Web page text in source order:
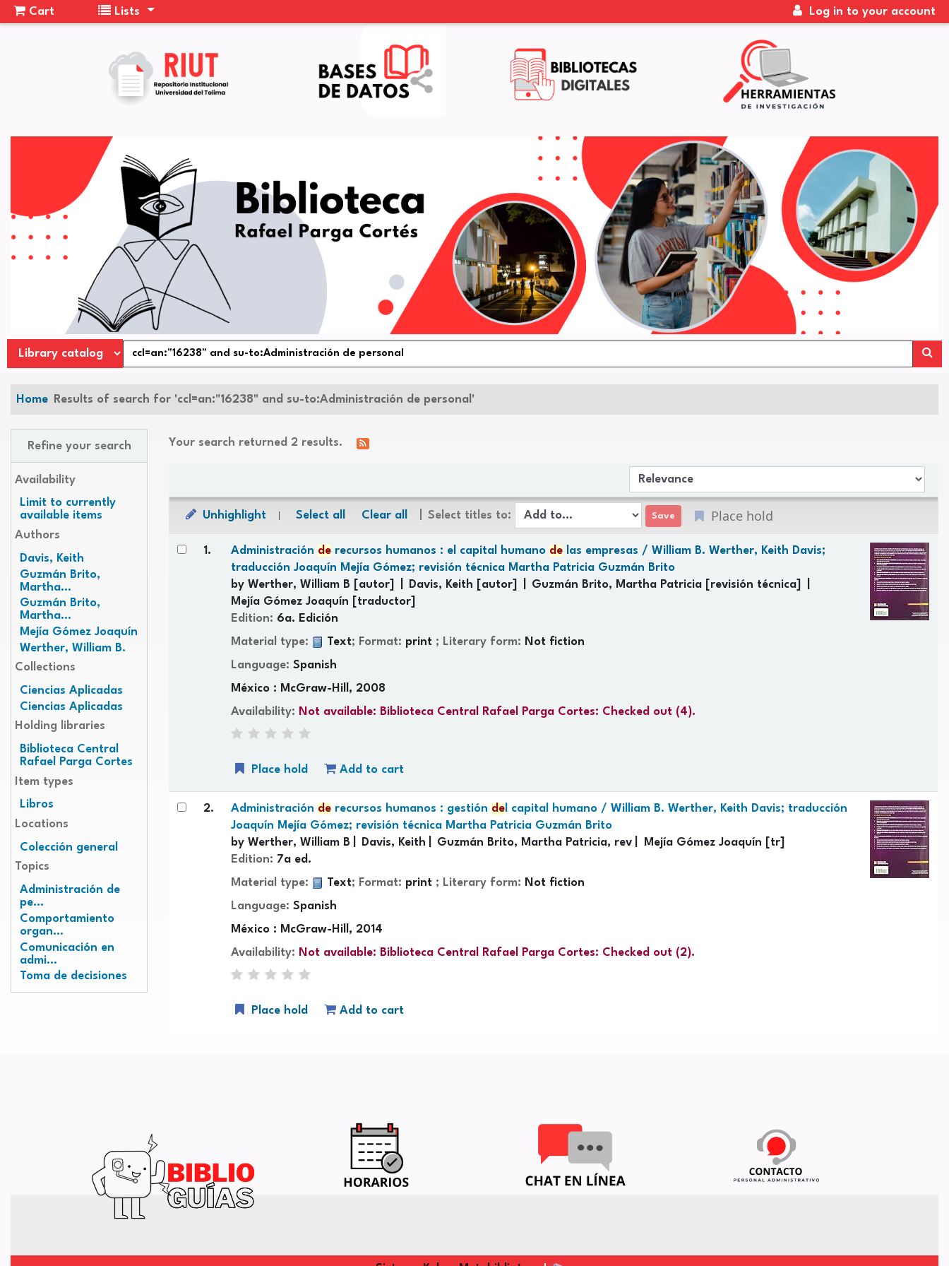
Cart Lists Log in to your account
Home Results of search for 'ccl=an:"16238" and su-to:Administración de personal'
Refine your search
Availability
Limit to currently
available items
Authors
Davis, Keith
Guzmán Brito,
Martha...
Guzmán Brito,
Martha...
Mejía Gómez Joaquín
Werther, William B.
Collections
Ciencias Aplicadas
Ciencias Aplicadas
Holding libraries
Biblioteca Central
Rafael Parga Cortes
Item types
Libros
Locations
Colección general
Topics
Administración de
pe...
Comportamiento
organ...
Comunicación en
admi...
Toma de decisiones
Your search returned 2 results.
Sort by:
Unhighlight Select all Clear all Select titles to: Place hold
1. Administración de recursos humanos : el capital humano de las empresas / William B. Werther, Keith Davis;
traducción Joaquín Mejía Gómez; revisión técnica Martha Patricia Guzmán Brito
by Werther, William B [autor] Davis, Keith [autor] Guzmán Brito, Martha Patricia [revisión técnica]
Mejía Gómez Joaquín [traductor]
Edition: 6a. Edición
Material type:
Text; Format: print ; Literary form: Not fiction
Language: Spanish
México : McGraw-Hill, 2008
Availability: Not available: Biblioteca Central Rafael Parga Cortes: Checked out (4).
Place hold Add to cart
2. Administración de recursos humanos : gestión de l capital humano / William B. Werther, Keith Davis; traducción
Joaquín Mejía Gómez; revisión técnica Martha Patricia Guzmán Brito
by Werther, William B Davis, Keith Guzmán Brito, Martha Patricia, rev Mejía Gómez Joaquín [tr]
Edition: 7a ed.
Material type:
Text; Format: print ; Literary form: Not fiction
Language: Spanish
México : McGraw-Hill, 2014
Availability: Not available: Biblioteca Central Rafael Parga Cortes: Checked out (2).
Place hold Add to cart